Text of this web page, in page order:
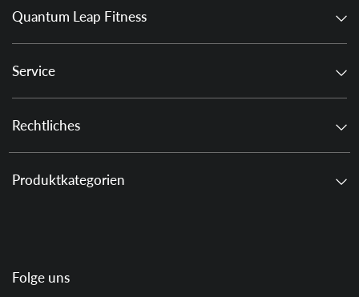
Quantum Leap Fitness
Service
Rechtliches
Folge uns
Produktkategorien